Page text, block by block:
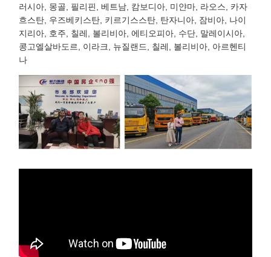
러시아, 몽골, 필리핀, 베트남, 캄보디아, 미얀마, 라오스, 카자
흐스탄, 우즈베키스탄, 키르기스스탄, 탄자니아, 잠비아, 나이
지리아, 호주, 칠레, 볼리비아, 에티오피아, 수단, 말레이시아,
콩고엘살바도르, 이라크, 뉴질랜드, 칠레, 볼리비아, 아르헨티
나